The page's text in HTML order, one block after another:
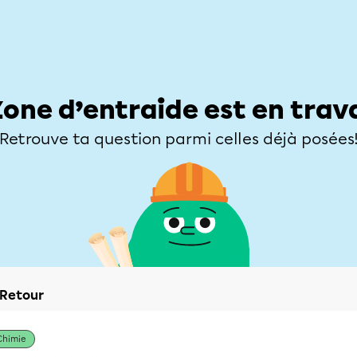
d’entraide est en
Retrouve ta question parmi celles déjà
Retour